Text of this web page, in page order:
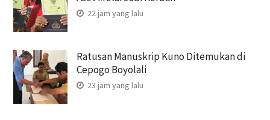
22 jam yang lalu
Ratusan Manuskrip Kuno Ditemukan di
Cepogo Boyolali
23 jam yang lalu